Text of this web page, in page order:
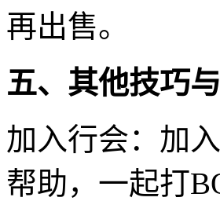
再出售。
五、其他技巧
加入行会：加
帮助，一起打